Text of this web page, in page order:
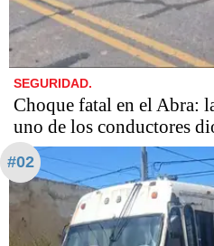
SEGURIDAD.
Choque fatal en el Abra:
uno de los conductores
#02